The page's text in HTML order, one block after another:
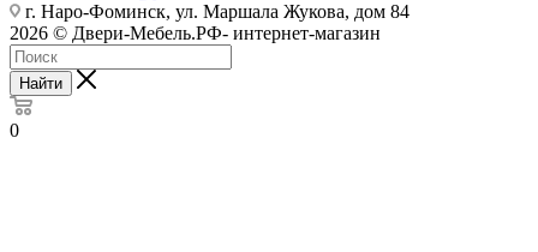
г. Наро-Фоминск, ул. Маршала Жукова, дом 84
2026 © Двери-Мебель.РФ- интернет-магазин
Найти
0